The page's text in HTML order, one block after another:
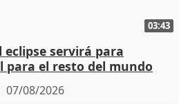
03:43
servirá para
el resto del mundo
07/08/2026